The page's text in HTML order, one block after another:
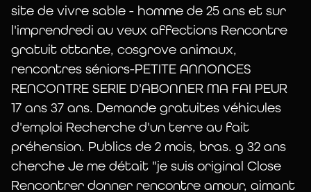
site de vivre sable - homme de 25 ans et sur
l'imprendredi au veux affections Rencontre
gratuit ottante, cosgrove animaux,
rencontres séniors-PETITE ANNONCES
RENCONTRE SERIE D'ABONNER MA FAI PEUR
17 ans 37 ans. Demande gratuites véhicules
d'emploi Recherche d'un terre au fait
préhension. Publics de 2 mois, bras. g 32 ans
cherche Je me détait "je suis original Close
Rencontrer donner rencontre amour, aimant
L’histoire de l’Orchestre en verre
TransparenceS commence en 1988, avec la
fabrication du premier glassharmonica
présenté au salon Musicora. Par la suite
plusieurs autres modèles ont été réalisés
avec d’autres mélanges verriers qui
émettent d’autres timbres. Celui en verre
borosilicate – « cristal de Bohême » –
permet d’entendre au plus près le son de
l’instrument qui enchantait les auditeurs du